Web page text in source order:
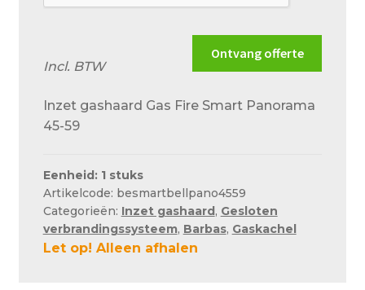
Ontvang offerte
Incl. BTW
Inzet gashaard Gas Fire Smart Panorama
45-59
Eenheid: 1 stuks
Artikelcode: besmartbellpano4559
Categorieën: Inzet gashaard, Gesloten
verbrandingssysteem, Barbas, Gaskachel
Let op! Alleen afhalen